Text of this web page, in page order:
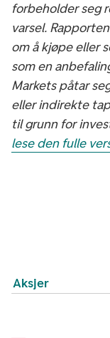
forbeholder seg
varsel.
om å kjøpe eller
som en
Markets påtar
eller indirekte
til grunn for
lese den fulle
Aksjer